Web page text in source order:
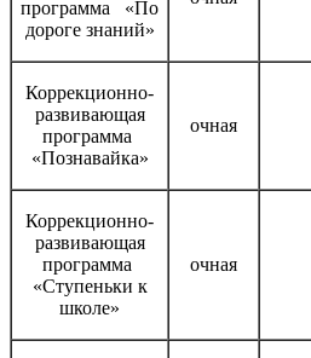
программа «По
дороге знаний»
Коррекционно-
развивающая
программа
«Познавайка»
очная
Коррекционно-
развивающая
программа
«Ступеньки к
школе»
очная